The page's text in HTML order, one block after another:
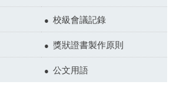
校級會議記錄
獎狀證書製作原則
公文用語